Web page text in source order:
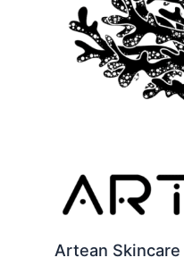
Artean Skincare